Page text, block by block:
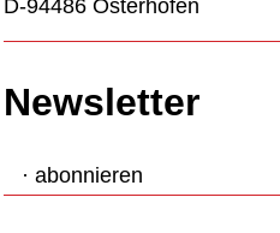
D-94486 Osterhofen
Newsletter
· abonnieren